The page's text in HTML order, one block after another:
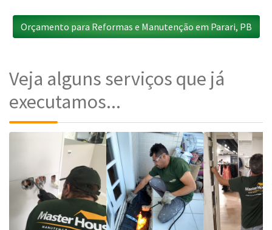
Orçamento para Reformas e Manutenção em Parari, PB
Veja alguns serviços que já
executamos...